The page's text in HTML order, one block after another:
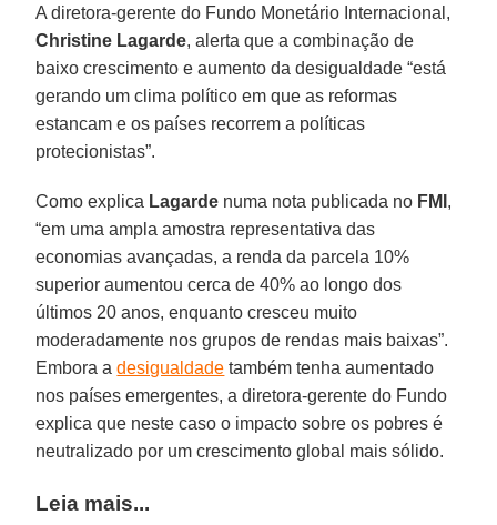
A diretora-gerente do Fundo Monetário Internacional,
Christine Lagarde, alerta que a combinação de
baixo crescimento e aumento da desigualdade “está
gerando um clima político em que as reformas
estancam e os países recorrem a políticas
protecionistas”.
Como explica Lagarde numa nota publicada no FMI ,
“em uma ampla amostra representativa das
economias avançadas, a renda da parcela 10%
superior aumentou cerca de 40% ao longo dos
últimos 20 anos, enquanto cresceu muito
moderadamente nos grupos de rendas mais baixas”.
Embora adesigualdade também tenha aumentado
nos países emergentes, a diretora-gerente do Fundo
explica que neste caso o impacto sobre os pobres é
neutralizado por um crescimento global mais sólido.
Leia mais...